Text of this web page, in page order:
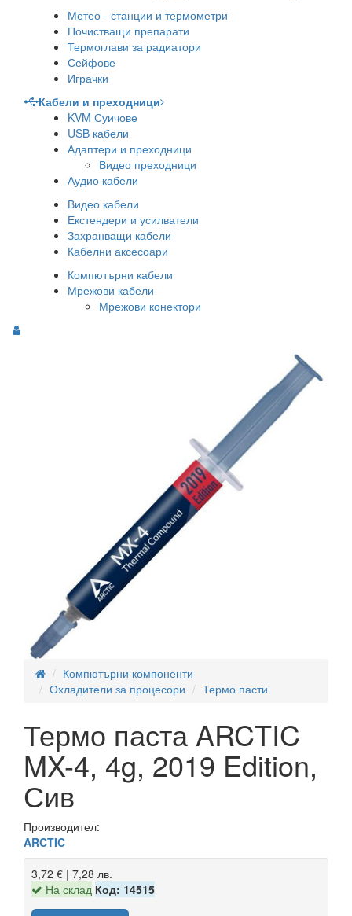
Метео - станции и термометри
Почистващи препарати
Термоглави за радиатори
Сейфове
Играчки
Кабели и преходници
KVM Суичове
USB кабели
Адаптери и преходници
Видео преходници
Аудио кабели
Видео кабели
Екстендери и усилватели
Захранващи кабели
Кабелни аксесоари
Компютърни кабели
Мрежови кабели
Мрежови конектори
Компютърни компоненти
Охладители за процесори
Термо пасти
Термо паста ARCTIC
MX-4, 4g, 2019 Edition,
Сив
Производител:
ARCTIC
3,72 € | 7,28 лв.
На склад Код: 14515